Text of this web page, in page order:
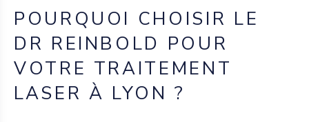
POURQUOI CHOISIR LE
DR REINBOLD POUR
VOTRE TRAITEMENT
LASER À LYON ?